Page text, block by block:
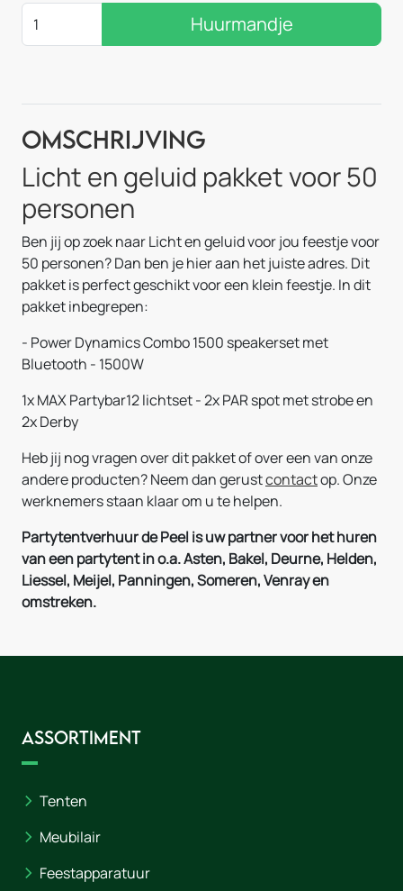
Huurmandje
Omschrijving
Licht en geluid pakket voor 50
personen
Ben jij op zoek naar Licht en geluid voor jou feestje voor
50 personen? Dan ben je hier aan het juiste adres. Dit
pakket is perfect geschikt voor een klein feestje. In dit
pakket inbegrepen:
- Power Dynamics Combo 1500 speakerset met
Bluetooth - 1500W
1xMAX Partybar12 lichtset - 2x PAR spot met strobe en
2x Derby
Heb jij nog vragen over dit pakket of over een van onze
andere producten? Neem dan gerustcontactop. Onze
werknemers staan klaar om u te helpen.
Partytentverhuur de Peel is uw partner voor het huren
van een partytent in o.a. Asten, Bakel, Deurne, Helden,
Liessel, Meijel, Panningen, Someren, Venray en
omstreken.
Assortiment
Tenten
Meubilair
Feestapparatuur